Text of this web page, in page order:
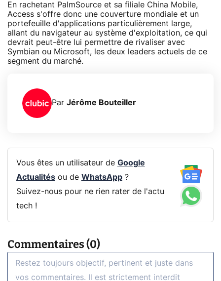
En rachetant PalmSource et sa filiale China Mobile,
Access s'offre donc une couverture mondiale et un
portefeuille d'applications particulièrement large,
allant du navigateur au système d'exploitation, ce qui
devrait peut-être lui permettre de rivaliser avec
Symbian ou Microsoft, les deux leaders actuels de ce
segment du marché.
Par Jérôme Bouteiller
Vous êtes un utilisateur de Google
Actualitésou de WhatsApp?
Suivez-nous pour ne rien rater de l'actu
tech !
Commentaires (0)